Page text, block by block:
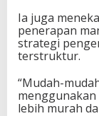
Ia juga
penerapan
strategi
terstruktur.
“Mudah-
menggunakan
lebih murah